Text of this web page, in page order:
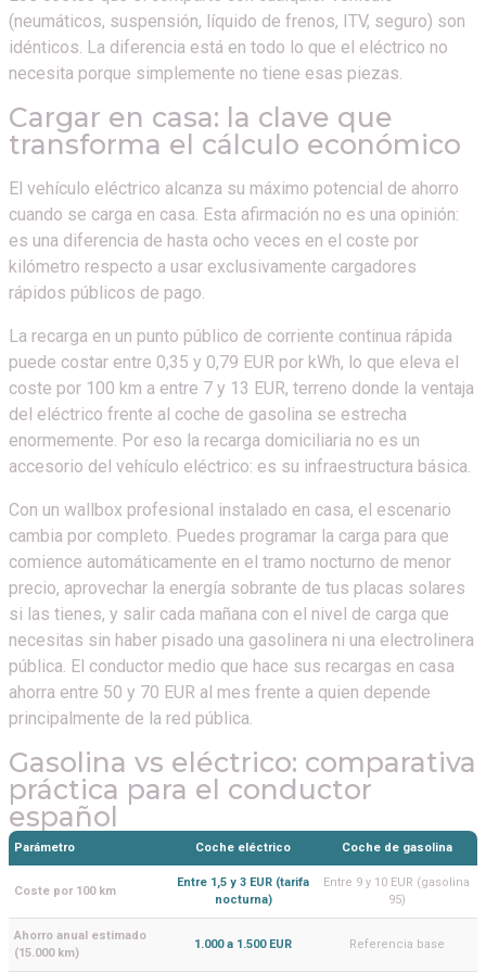
(neumáticos, suspensión, líquido de frenos, ITV, seguro) son
idénticos. La diferencia está en todo lo que el eléctrico no
necesita porque simplemente no tiene esas piezas.
Cargar en casa: la clave que
transforma el cálculo económico
El vehículo eléctrico alcanza su máximo potencial de ahorro
cuando se carga en casa. Esta afirmación no es una opinión:
es una diferencia de hasta ocho veces en el coste por
kilómetro respecto a usar exclusivamente cargadores
rápidos públicos de pago.
La recarga en un punto público de corriente continua rápida
puede costar entre 0,35 y 0,79 EUR por kWh, lo que eleva el
coste por 100 km a entre 7 y 13 EUR, terreno donde la ventaja
del eléctrico frente al coche de gasolina se estrecha
enormemente. Por eso la recarga domiciliaria no es un
accesorio del vehículo eléctrico: es su infraestructura básica.
Con un wallbox profesional instalado en casa, el escenario
cambia por completo. Puedes programar la carga para que
comience automáticamente en el tramo nocturno de menor
precio, aprovechar la energía sobrante de tus placas solares
si las tienes, y salir cada mañana con el nivel de carga que
necesitas sin haber pisado una gasolinera ni una electrolinera
pública. El conductor medio que hace sus recargas en casa
ahorra entre 50 y 70 EUR al mes frente a quien depende
principalmente de la red pública.
Gasolina vs eléctrico: comparativa
práctica para el conductor
español
Parámetro Coche eléctrico Coche de gasolina
Coste por 100 km
Entre 1,5 y 3 EUR (tarifa
nocturna)
Entre 9 y 10 EUR (gasolina
95)
Ahorro anual estimado
(15.000 km)
1.000 a 1.500 EUR Referencia base